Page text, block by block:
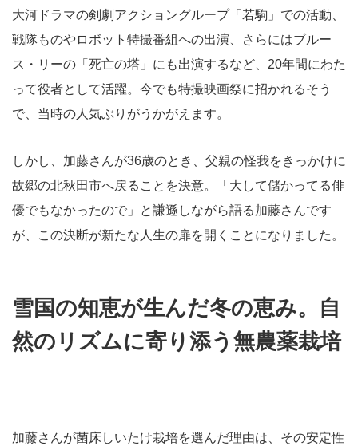
大河ドラマの剣劇アクショングループ「若駒」での活動、
戦隊ものやロボット特撮番組への出演、さらにはブルー
ス・リーの「死亡の塔」にも出演するなど、20年間にわた
って役者として活躍。今でも特撮映画祭に招かれるそう
で、当時の人気ぶりがうかがえます。
しかし、加藤さんが36歳のとき、父親の怪我をきっかけに
故郷の北秋田市へ戻ることを決意。「大して儲かってる俳
優でもなかったので」と謙遜しながら語る加藤さんです
が、この決断が新たな人生の扉を開くことになりました。
雪国の知恵が生んだ冬の恵み。自
然のリズムに寄り添う無農薬栽培
加藤さんが菌床しいたけ栽培を選んだ理由は、その安定性